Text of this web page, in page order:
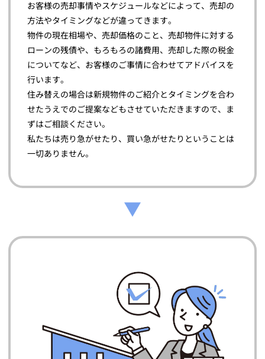
お客様の売却事情やスケジュールなどによって、売却の
方法やタイミングなどが違ってきます。
物件の現在相場や、売却価格のこと、売却物件に対する
ローンの残債や、もろもろの諸費用、売却した際の税金
についてなど、お客様のご事情に合わせてアドバイスを
行います。
住み替えの場合は新規物件のご紹介とタイミングを合わ
せたうえでのご提案などもさせていただきますので、ま
ずはご相談ください。
私たちは売り急がせたり、買い急がせたりということは
一切ありません。